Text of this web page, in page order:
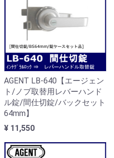
AGENT LB-640【エージェン
ト/ノブ取替用レバーハンド
ル錠/間仕切錠/バックセット
64mm】
¥ 11,550